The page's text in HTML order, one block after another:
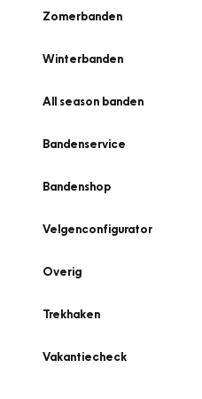
Zomerbanden
Winterbanden
All season banden
Bandenservice
Bandenshop
Velgenconfigurator
Overig
Trekhaken
Vakantiecheck